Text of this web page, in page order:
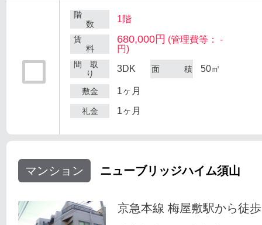
階
数
1階
賃
料
680,000円 (管理費等： -
円)
間 取
り
3DK 面 積 50㎡
敷金 1ヶ月
礼金 1ヶ月
マンション ニューブリッジハイム須山
京急本線 梅屋敷駅から徒